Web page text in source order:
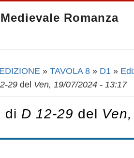
Romanza
EDIZIONE » TAVOLA 8 » D1 »
29 del Ven, 19/07/2024 - 13:17
di D 12-29 del